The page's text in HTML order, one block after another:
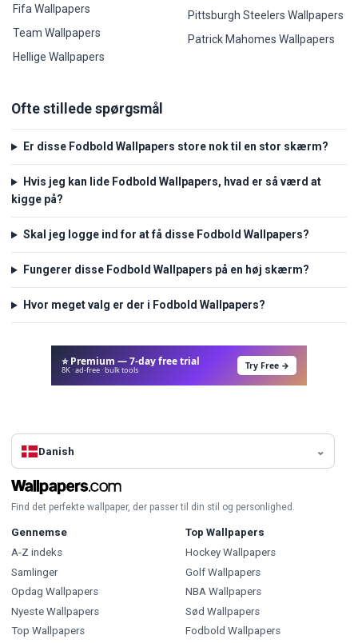
Fifa Wallpapers
Team Wallpapers
Hellige Wallpapers
Pittsburgh Steelers Wallpapers
Patrick Mahomes Wallpapers
Ofte stillede spørgsmål
Er disse Fodbold Wallpapers store nok til en stor skærm?
Hvis jeg kan lide Fodbold Wallpapers, hvad er så værd at
kigge på?
Skal jeg logge ind for at få disse Fodbold Wallpapers?
Fungerer disse Fodbold Wallpapers på en høj skærm?
Hvor meget valg er der i Fodbold Wallpapers?
⭐ Premium — 7-day free trial
8K · ad-free · bulk tools Try Free →
Danish
Find det perfekte wallpaper, der passer til din stil og personlighed.
Gennemse
A-Z indeks
Samlinger
Opdag Wallpapers
Nyeste Wallpapers
Top Wallpapers
Top Wallpapers
Hockey Wallpapers
Golf Wallpapers
NBA Wallpapers
Sød Wallpapers
Fodbold Wallpapers